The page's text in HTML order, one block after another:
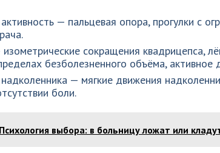
— пальцевая опора, прогулки с
сокращения квадрицепса,
безболезненного объёма, активное
— мягкие движения
боли.
Психология выбора: в больницу ложат или